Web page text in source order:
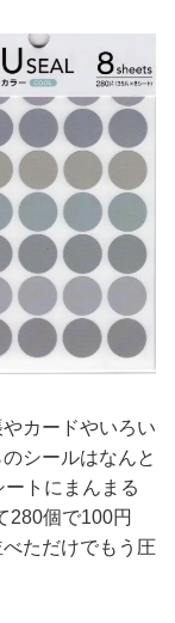
カードやいろい
シールはなんと
トにまんまる
280個で100円
べただけでもう圧